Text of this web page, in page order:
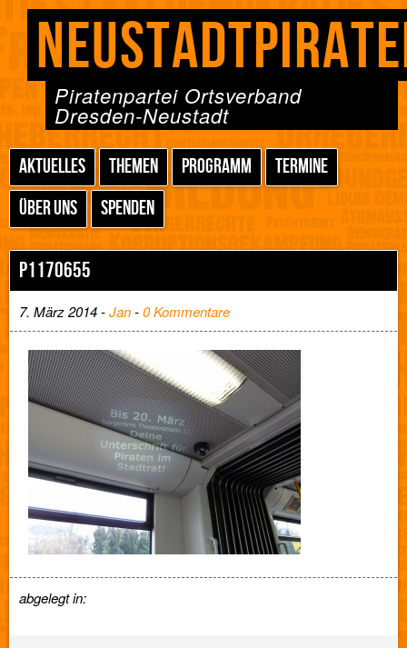
Piratenpartei Ortsverband
Dresden-Neustadt
AKTUELLES THEMEN PROGRAMM
TERMINE
ÜBER UNS
SPENDEN
P1170655
7. März 2014 -Jan-0 Kommentare
abgelegt in: